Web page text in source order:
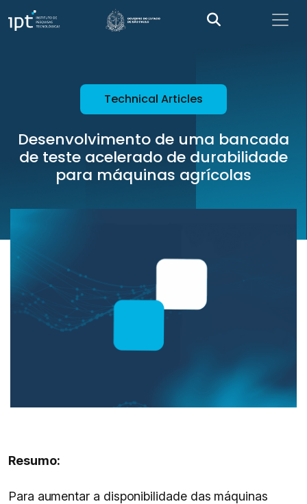
Technical Articles
Desenvolvimento de uma bancada
de teste acelerado de durabilidade
para máquinas agrícolas
Resumo:
Para aumentar a disponibilidade das máquinas